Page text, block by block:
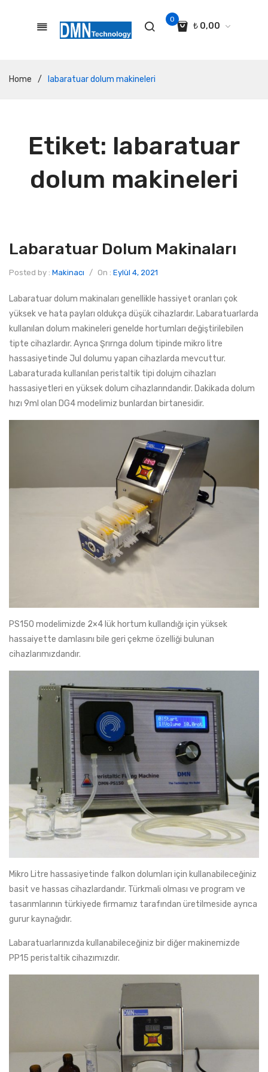
0
₺ 0,00
Home
/ labaratuar dolum makineleri
Etiket: labaratuar
dolum makineleri
Labaratuar Dolum Makinaları
Posted by : Makinacı / On : Eylül 4, 2021
Labaratuar dolum makinaları genellikle hassiyet oranları çok
yüksek ve hata payları oldukça düşük cihazlardır. Labaratuarlarda
kullanılan dolum makineleri genelde hortumları değiştirilebilen
tipte cihazlardır. Ayrıca Şrırnga dolum tipinde mikro litre
hassasiyetinde Jul dolumu yapan cihazlarda mevcuttur.
Labaraturada kullanılan peristaltik tipi dolujm cihazları
hassasiyetleri en yüksek dolum cihazlarındandir. Dakikada dolum
hızı 9ml olan DG4 modelimiz bunlardan birtanesidir.
PS150 modelimizde 2×4 lük hortum kullandığı için yüksek
hassaiyette damlasını bile geri çekme özelliği bulunan
cihazlarımızdandır.
Mikro Litre hassasiyetinde falkon dolumları için kullanabileceğiniz
basit ve hassas cihazlardandır. Türkmali olması ve program ve
tasarımlarının türkiyede firmamız tarafından üretilmeside ayrıca
gurur kaynağıdır.
Labaratuarlarınızda kullanabileceğiniz bir diğer makinemizde
PP15 peristaltik cihazımızdır.